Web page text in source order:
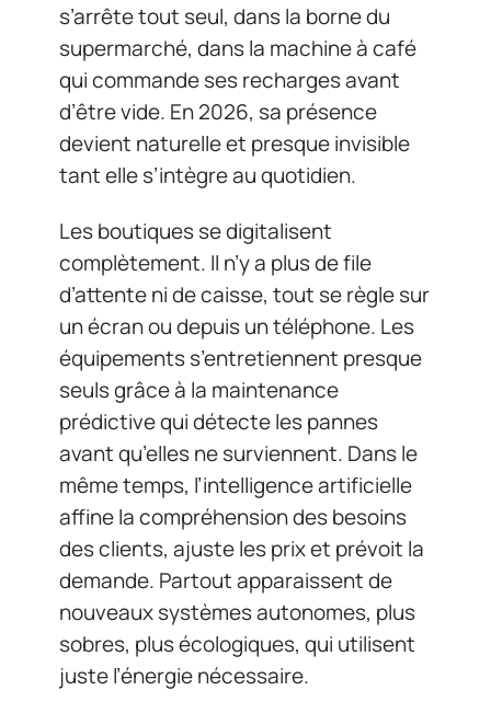
s’arrête tout seul, dans la borne du
supermarché, dans la machine à café
qui commande ses recharges avant
d’être vide. En 2026, sa présence
devient naturelle et presque invisible
tant elle s’intègre au quotidien.
Les boutiques se digitalisent
complètement. Il n’y a plus de file
d’attente ni de caisse, tout se règle sur
un écran ou depuis un téléphone. Les
équipements s’entretiennent presque
seuls grâce à la maintenance
prédictive qui détecte les pannes
avant qu’elles ne surviennent. Dans le
même temps, l’intelligence artificielle
affine la compréhension des besoins
des clients, ajuste les prix et prévoit la
demande. Partout apparaissent de
nouveaux systèmes autonomes, plus
sobres, plus écologiques, qui utilisent
juste l’énergie nécessaire.